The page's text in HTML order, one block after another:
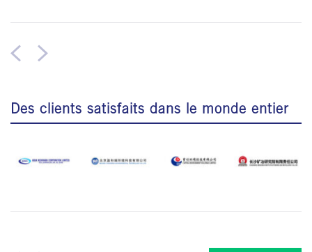
Des clients satisfaits dans le monde entier